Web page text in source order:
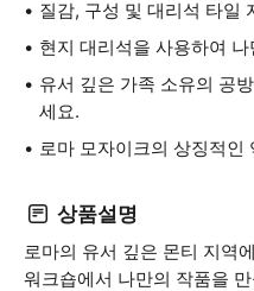
질감, 구성 및 대리석 타일
현지 대리석을 사용하여
유서 깊은 가족 소유의 공
세요.
로마 모자이크의 상징적인
상품설명
로마의 유서 깊은 몬티 지역
워크숍에서 나만의 작품을